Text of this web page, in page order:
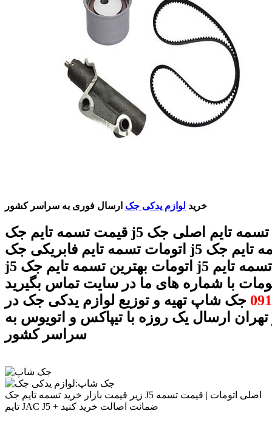
خرید لوازم یدکی جک ارسال فوری به سراسر کشور
قیمت تسمه تایم جک j5 اتومات تسمه تایم اصلی جک j5
اتومات تسمه تایم فابریکی جک j5 اتومات تسمه تایم جک
j5 اتومات بهترین تسمه تایم جک j5 اتومات تسمه تایم
جک شاپ تهیه و توزیع لوازم یدکی جک در
تهران ارسال یک روزه با تیپاکس و اتویوس به
سراسر کشور
زیر قیمت بازار خرید تسمه تایم جک J5 اصلی اتومات | قیمت تسمه
تایم JAC J5 + ضمانت اصالت خرید کنید